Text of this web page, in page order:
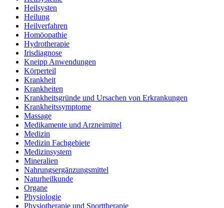
Heilsysten
Heilung
Heilverfahren
Homöopathie
Hydrotherapie
Irisdiagnose
Kneipp Anwendungen
Körperteil
Krankheit
Krankheiten
Krankheitsgründe und Ursachen von Erkrankungen
Krankheitssymptome
Massage
Medikamente und Arzneimittel
Medizin
Medizin Fachgebiete
Medizinsystem
Mineralien
Nahrungsergänzungsmittel
Naturheilkunde
Organe
Physiologie
Physiotherapie und Sporttherapie